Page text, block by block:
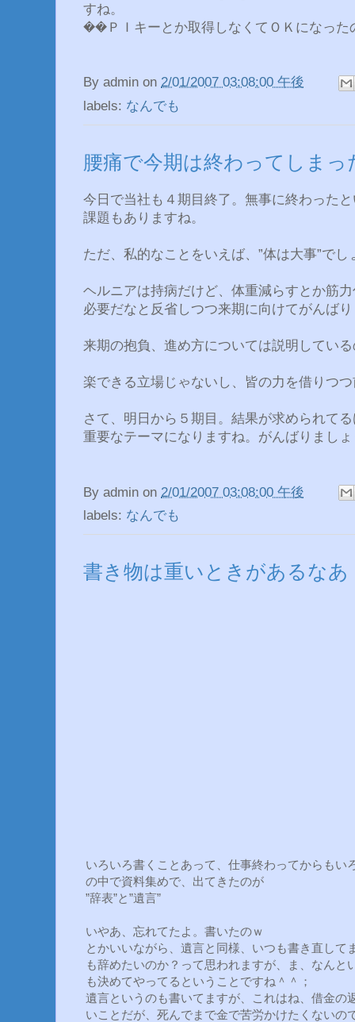
すね。
��ＰＩキーとか取得しなくてＯＫになった
By admin on 2/01/2007 03:08:00 午後
labels: なんでも
腰痛で今期は終わってしまっ
今日で当社も４期目終了。無事に終わった
課題もありますね。
ただ、私的なことをいえば、”体は大事”でし
ヘルニアは持病だけど、体重減らすとか筋
必要だなと反省しつつ来期に向けてがんば
来期の抱負、進め方については説明してい
楽できる立場じゃないし、皆の力を借りつ
さて、明日から５期目。結果が求められて
重要なテーマになりますね。がんばりまし
By admin on 2/01/2007 03:08:00 午後
labels: なんでも
書き物は重いときがあるなあ
いろいろ書くことあって、仕事終わってからもい
の中で資料集めで、出てきたのが
”辞表”と”遺言”
いやあ、忘れてたよ。書いたのｗ
とかいいながら、遺言と同様、いつも書き直して
も辞めたいのか？って思われますが、ま、なんと
も決めてやってるということですね＾＾；
遺言というのも書いてますが、これはね、借金の
いことだが、死んでまで金で苦労かけたくないの